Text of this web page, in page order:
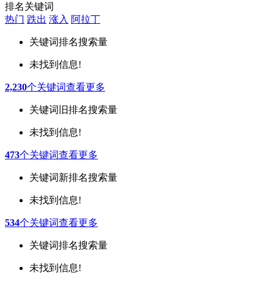
排名关键词
热门 跌出 涨入 阿拉丁
关键词排名搜索量
未找到信息!
2,230个关键词查看更多
关键词 旧排名搜索量
未找到信息!
473个关键词查看更多
关键词新排名搜索量
未找到信息!
534个关键词查看更多
关键词排名搜索量
未找到信息!